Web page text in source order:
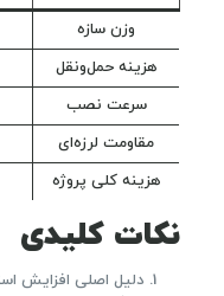
وزن سازه
هزینه حمل‌ونقل
سرعت نصب
مقاومت لرزه‌ای
هزینه کلی پروژه
نکات کلیدی
دلیل اصلی افزایش